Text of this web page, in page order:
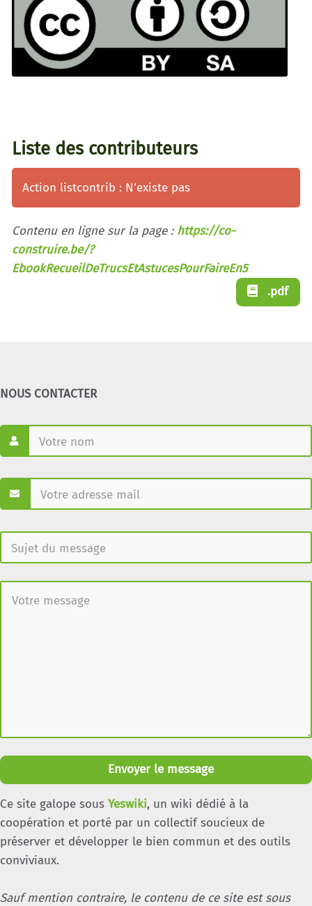
Liste des contributeurs
Action listcontrib : N'existe pas
Contenu en ligne sur la page : https://co-
construire.be/?
EbookRecueilDeTrucsEtAstucesPourFaireEn5
.pdf
NOUS CONTACTER
Envoyer le message
Ce site galope sous Yeswiki, un wiki dédié à la
coopération et porté par un collectif soucieux de
préserver et développer le bien commun et des outils
conviviaux.
Sauf mention contraire, le contenu de ce site est sous